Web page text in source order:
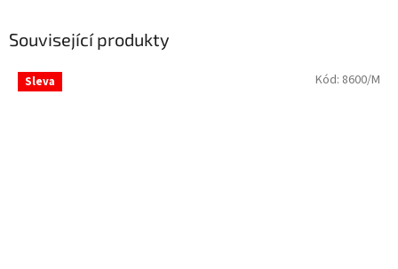
Související produkty
Sleva Kód: 8600/M